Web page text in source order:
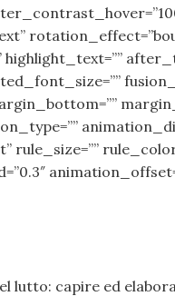
rule_size=””
lutto: capire ed